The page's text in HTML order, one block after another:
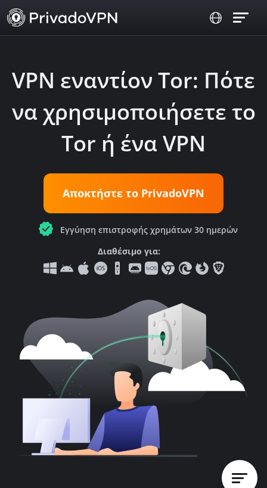
VPN εναντίον Tor: Πότε
να χρησιμοποιήσετε το
Tor ή ένα VPN
Αποκτήστε το PrivadoVPN
Εγγύηση επιστροφής χρημάτων 30 ημερών
Διαθέσιμο για: